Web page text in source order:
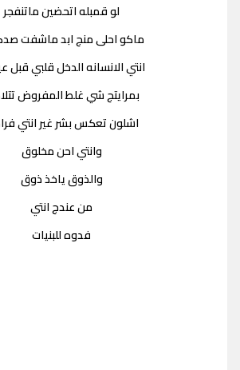
لو قمبله اتحضين ماتنفجر
ماكو احلى منج ابد ماشفت
انتي الانسانه الدخل قلبي قبل
بمرايتج شي غلط المفروض
اشلون تعكس بشر غير انتي
وانتي احن مخلوق
والذوق ياخذ ذوق
من عندج انتي
فدوه للبنيات